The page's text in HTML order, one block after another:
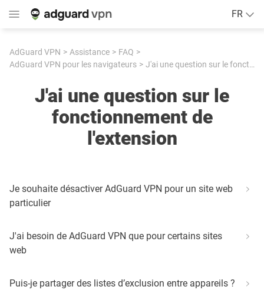
FR
AdGuard VPN Assistance
FAQ
AdGuard VPN pour les navigateurs
J'ai une question sur le fonctionnement de l'extension
J'ai une question sur le
fonctionnement de
l'extension
Je souhaite désactiver AdGuard VPN pour un site web
particulier
J'ai besoin de AdGuard VPN que pour certains sites
web
Puis-je partager des listes d’exclusion entre appareils ?